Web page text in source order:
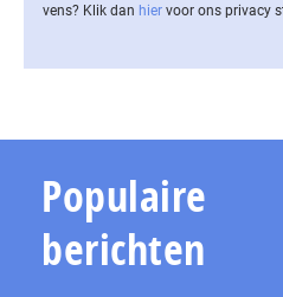
vens? Klik dan hier voor ons privacy
Populaire
berichten